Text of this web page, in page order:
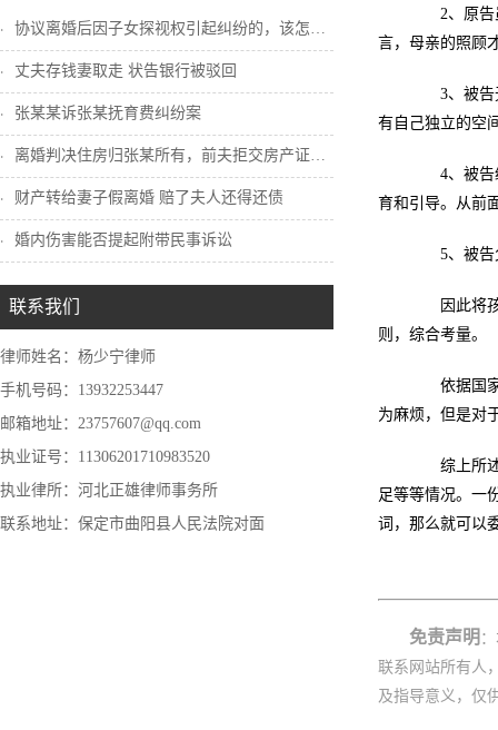
协议离婚后因子女探视权引起纠纷的，该怎么...
丈夫存钱妻取走 状告银行被驳回
张某某诉张某抚育费纠纷案
离婚判决住房归张某所有，前夫拒交房产证怎...
财产转给妻子假离婚 赔了夫人还得还债
婚内伤害能否提起附带民事诉讼
联系我们
律师姓名：杨少宁律师
手机号码：13932253447
邮箱地址：23757607@qq.com
执业证号：11306201710983520
执业律所：河北正雄律师事务所
联系地址：保定市曲阳县人民法院对面
2、原告虽
言，母亲的照顾
3、被告无
有自己独立的空
4、被告经
育和引导。从前
5、被告父
因此将孩
则，综合考量。
依据国家
为麻烦，但是对
综上所述
足等等情况。一
词，那么就可以
免责声明
联系网站所有人
及指导意义，仅